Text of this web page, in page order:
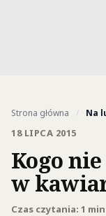
Strona główna / Na
18 LIPCA 2015
Kogo
w
Czas czytania: 1 min